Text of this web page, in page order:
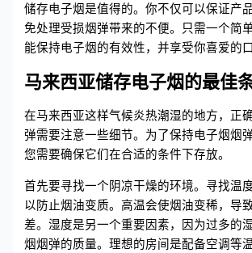
储存电子烟是值得的。你不仅可以保证产
免处理受损烟弹带来的不便。只需一个简
能保持电子烟的有效性，并享受你喜爱的口
马来西亚储存电子烟的最佳
在马来西亚这样气候炎热潮湿的地方，正
弹需要注意一些细节。为了保持电子烟烟
您需要确保它们在合适的条件下存放。
首先要寻找一个阴凉干燥的环境。寻找温
以防止烟油变质。高温会使烟油变稀，导
差。湿度是另一个重要因素，因为过多的
烟烟弹的质量。理想的房间是配备空调等